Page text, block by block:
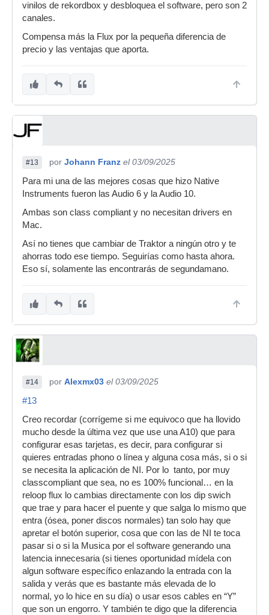
vinilos de rekordbox y desbloquea el software, pero son 2
canales.
Compensa más la Flux por la pequeña diferencia de
precio y las ventajas que aporta.
#13 por Johann Franz el 03/09/2025
Para mi una de las mejores cosas que hizo Native
Instruments fueron las Audio 6 y la Audio 10.
Ambas son class compliant y no necesitan drivers en
Mac.
Así no tienes que cambiar de Traktor a ningún otro y te
ahorras todo ese tiempo. Seguirías como hasta ahora.
Eso sí, solamente las encontrarás de segundamano.
#14 por Alexmx03 el 03/09/2025
#13
Creo recordar (corrígeme si me equivoco que ha llovido
mucho desde la última vez que use una A10) que para
configurar esas tarjetas, es decir, para configurar si
quieres entradas phono o línea y alguna cosa más, si o si
se necesita la aplicación de NI. Por lo tanto, por muy
classcompliant que sea, no es 100% funcional… en la
reloop flux lo cambias directamente con los dip swich
que trae y para hacer el puente y que salga lo mismo que
entra (ósea, poner discos normales) tan solo hay que
apretar el botón superior, cosa que con las de NI te toca
pasar si o si la Musica por el software generando una
latencia innecesaria (si tienes oportunidad mídela con
algun software específico enlazando la entrada con la
salida y verás que es bastante más elevada de lo
normal, yo lo hice en su día) o usar esos cables en “Y”
que son un engorro. Y también te digo que la diferencia